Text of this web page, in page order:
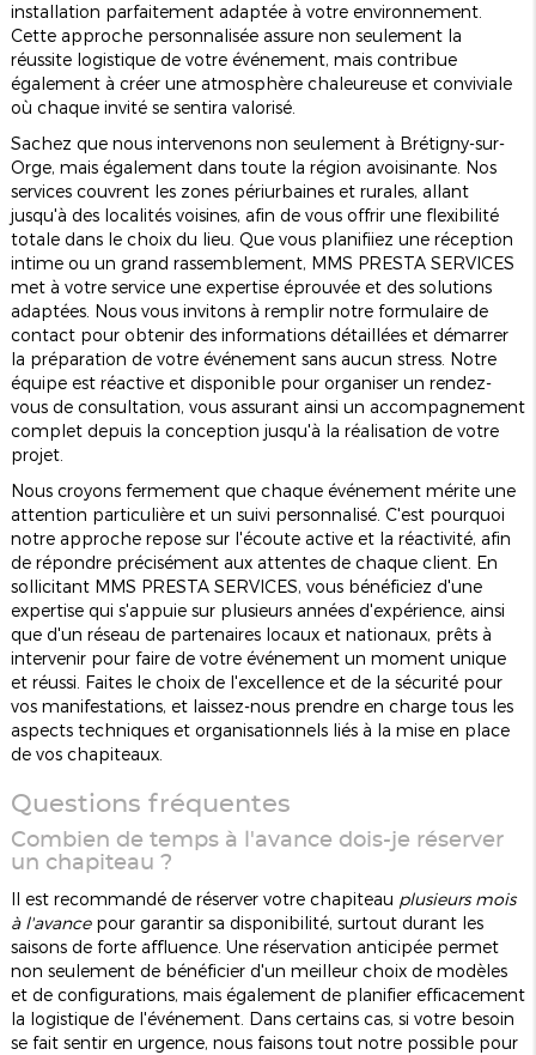
installation parfaitement adaptée à votre environnement.
Cette approche personnalisée assure non seulement la
réussite logistique de votre événement, mais contribue
également à créer une atmosphère chaleureuse et conviviale
où chaque invité se sentira valorisé.
Sachez que nous intervenons non seulement à Brétigny-sur-
Orge, mais également dans toute la région avoisinante. Nos
services couvrent les zones périurbaines et rurales, allant
jusqu'à des localités voisines, afin de vous offrir une flexibilité
totale dans le choix du lieu. Que vous planifiiez une réception
intime ou un grand rassemblement, MMS PRESTA SERVICES
met à votre service une expertise éprouvée et des solutions
adaptées. Nous vous invitons à remplir notre formulaire de
contactpour obtenir des informations détaillées et démarrer
la préparation de votre événement sans aucun stress. Notre
équipe est réactive et disponible pour organiser un rendez-
vous de consultation, vous assurant ainsi un accompagnement
complet depuis la conception jusqu'à la réalisation de votre
projet.
Nous croyons fermement que chaque événement mérite une
attention particulière et un suivi personnalisé. C'est pourquoi
notre approche repose sur l'écoute active et la réactivité, afin
de répondre précisément aux attentes de chaque client. En
sollicitant MMS PRESTA SERVICES, vous bénéficiez d'une
expertise qui s'appuie sur plusieurs années d'expérience, ainsi
que d'un réseau de partenaires locaux et nationaux, prêts à
intervenir pour faire de votre événement un moment unique
et réussi. Faites le choix de l'excellence et de la sécurité pour
vos manifestations, et laissez-nous prendre en charge tous les
aspects techniques et organisationnels liés à la mise en place
de vos chapiteaux.
Questions fréquentes
Combien de temps à l'avance dois-je réserver
un chapiteau ?
Il est recommandé de réserver votre chapiteau plusieurs mois
à l'avancepour garantir sa disponibilité, surtout durant les
saisons de forte affluence. Une réservation anticipée permet
non seulement de bénéficier d'un meilleur choix de modèles
et de configurations, mais également de planifier efficacement
la logistique de l'événement. Dans certains cas, si votre besoin
se fait sentir en urgence, nous faisons tout notre possible pour